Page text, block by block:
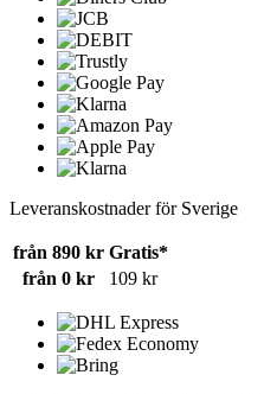
Leveranskostnader för Sverige
från 890 kr Gratis*
från 0 kr
109 kr